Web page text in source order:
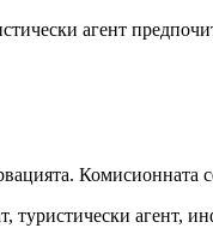
агент
Комисионната
туристически агент,